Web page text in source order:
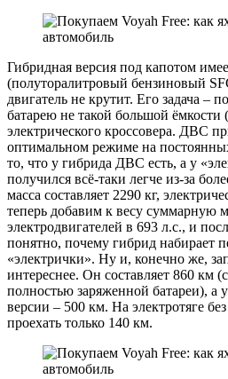
Гибридная версия под капотом
(полуторалитровый бензиновый
двигатель не крутит. Его задача –
батарею не такой большой ёмкости
электрического кроссовера. ДВС
оптимальном режиме на
то, что у гибрида ДВС есть, а у
получился всё-таки легче из-за
масса составляет 2290 кг,
теперь добавим к весу суммарную
электродвигателей в 693 л.с., и
понятно, почему гибрид набирает
«электрички». Ну и, конечно же,
интереснее. Он составляет 860 км
полностью заряженной батареи), а
версии – 500 км. На электротяге
проехать только 140 км.